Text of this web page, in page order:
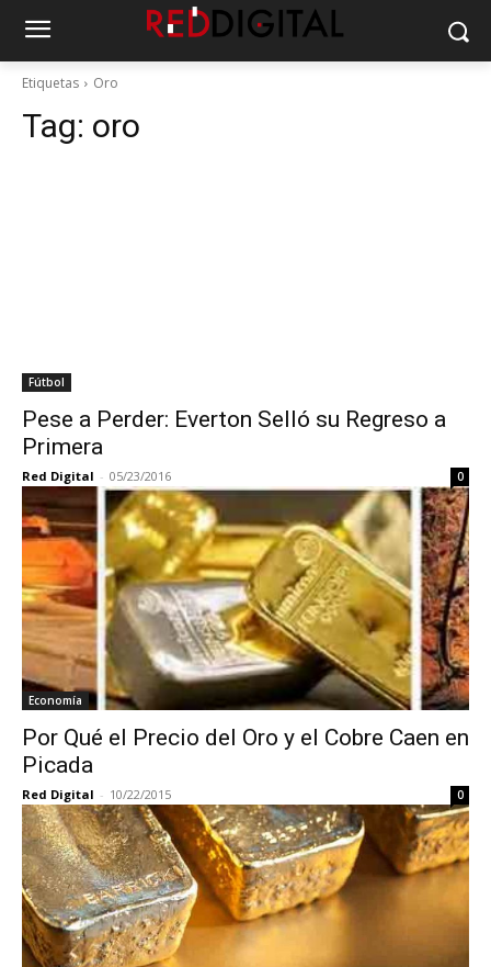
Etiquetas Oro
Tag: oro
Fútbol
Pese a Perder: Everton Selló su Regreso a
Primera
Red Digital - 05/23/2016 0
Economía
Por Qué el Precio del Oro y el Cobre Caen en
Picada
Red Digital - 10/22/2015 0